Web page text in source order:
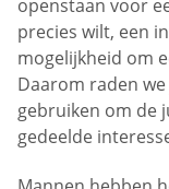
openstaan voor
precies wilt, een
mogelijkheid om
Daarom raden
gebruiken om de
gedeelde